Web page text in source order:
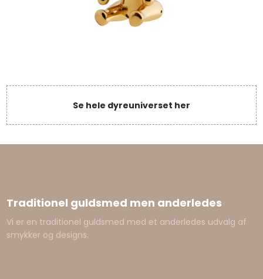
Se hele dyreuniverset her
Traditionel guldsmed men anderledes
Vi er en traditionel guldsmed med et anderledes udvalg af
smykker og designs.